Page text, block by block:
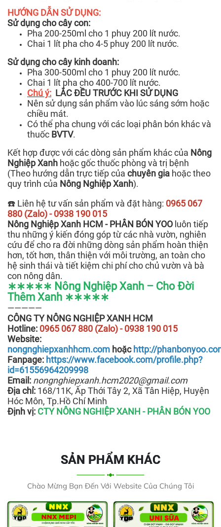
HƯỚNG DẪN SỬ DỤNG:
Sử dụng cho cây con:
Pha 200-250ml cho 1 phuy 200 lít nước.
Chai 1 lít pha cho 4-5 phuy 200 lít nước.
Sử dụng cho cây kinh doanh:
Pha 300-500ml cho 1 phuy 200 lít nước.
Chai 1 lít pha cho 400-700 lít nước.
Chú ý: LẮC ĐỀU TRƯỚC KHI SỬ DỤNG
Nên sử dụng sản phẩm vào lúc sáng sớm hoặc
chiều mát.
Có thể pha chung với các loại phân bón khác và
thuốc BVTV.
Kết hợp được với các dòng sản phẩm khác của Nông
Nghiệp Xanh hoặc gốc thuốc phòng và trị bệnh
(Theo hướng dẫn trực tiếp của chuyên gia hoặc theo
quy trình của Nông Nghiệp Xanh).
☎️ Liên hệ tư vấn sản phẩm và đặt hàng: 0965 067
880 (Zalo) - 0938 190 015
Nông Nghiệp Xanh HCM - PHÂN BÓN YOO luôn tiếp
thu những ý kiến đóng góp từ các nhà vườn, nghiên
cứu để cho ra đời những dòng sản phẩm hoàn thiện
hơn, tốt hơn, thân thiện với môi trường, an toàn cho
hệ sinh thái và tiết kiệm chi phí cho chủ vườn và bà
con nông dân.
∗∗∗∗∗ Nông Nghiệp Xanh – Cho Đời
Thêm Xanh ∗∗∗∗∗
—————
CÔNG TY NÔNG NGHIỆP XANH HCM
Hotline: 0965 067 880 (Zalo) - 0938 190 015
Website:
nongnghiepxanhhcm.com hoặc http://
Fanpage: https://www.facebook.com/profile.php?
id=61556964209998
Email: nongnghiepxanh.hcm2020@gmail.com
Địa chỉ: 168/11K, Ấp Thới Tây 2, Xã Tân Hiệp, Huyện
Hóc Môn, Tp.Hồ Chí Minh
Định vị: CTY NÔNG NGHIỆP XANH - PHÂN BÓN YOO
SẢN PHẨM KHÁC
Chào Mừng Bạn Đến Với Website Của Chúng Tôi